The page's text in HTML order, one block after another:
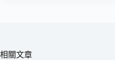
相關文章